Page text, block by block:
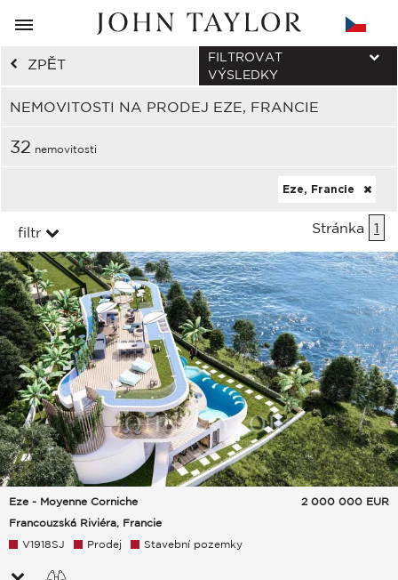
ZPĚT
NEMOVITOSTI NA PRODEJ EZE, FRANCIE
FILTROVAT
VÝSLEDKY
32 nemovitosti
Eze, Francie
filtr Stránka 1
Eze - Moyenne Corniche
Francouzská Riviéra, Francie
2 000 000 EUR
V1918SJ Prodej Stavební pozemky